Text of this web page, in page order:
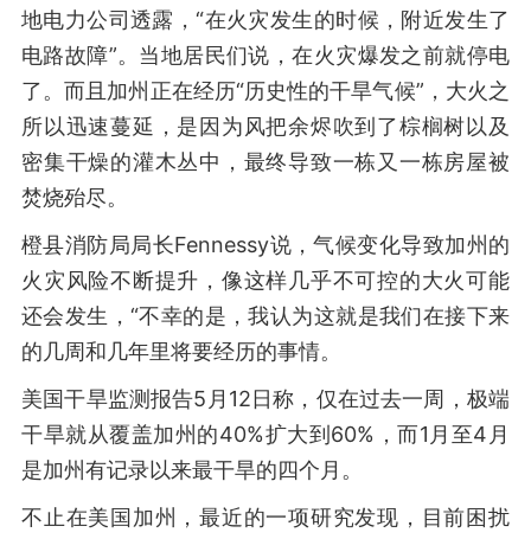
地电力公司透露，“在火灾发生的时候，附近发生了
电路故障”。当地居民们说，在火灾爆发之前就停电
了。而且加州正在经历“历史性的干旱气候”，大火之
所以迅速蔓延，是因为风把余烬吹到了棕榈树以及
密集干燥的灌木丛中，最终导致一栋又一栋房屋被
焚烧殆尽。
橙县消防局局长Fennessy说，气候变化导致加州的
火灾风险不断提升，像这样几乎不可控的大火可能
还会发生，“不幸的是，我认为这就是我们在接下来
的几周和几年里将要经历的事情。
美国干旱监测报告5月12日称，仅在过去一周，极端
干旱就从覆盖加州的40%扩大到60%，而1月至4月
是加州有记录以来最干旱的四个月。
不止在美国加州，最近的一项研究发现，目前困扰